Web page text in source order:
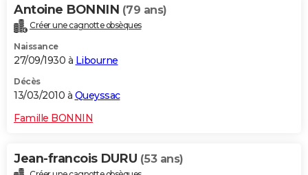
Antoine BONNIN (79 ans)
Créer une cagnotte obsèques
Naissance
27/09/1930 à Libourne
Décès
13/03/2010 à Queyssac
Famille BONNIN
Jean-francois DURU (53 ans)